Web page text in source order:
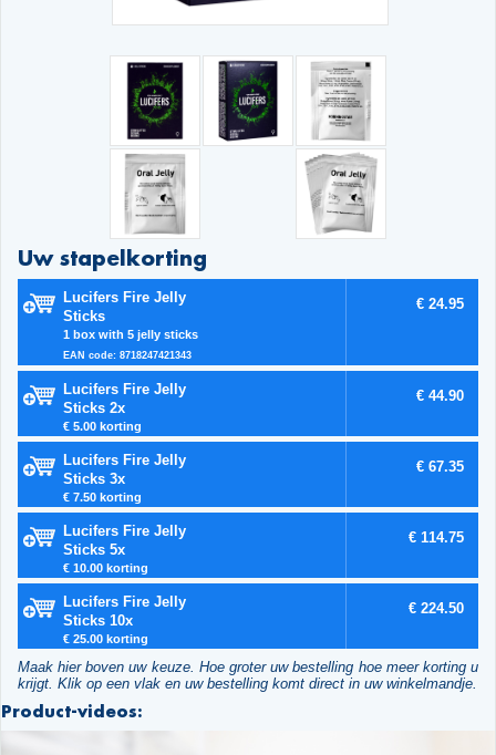
Uw stapelkorting
Lucifers Fire Jelly
Sticks
1 box with 5 jelly sticks
EAN code: 8718247421343
€ 24.95
Lucifers Fire Jelly
Sticks 2x
€ 5.00 korting
€ 44.90
Lucifers Fire Jelly
Sticks 3x
€ 7.50 korting
€ 67.35
Lucifers Fire Jelly
Sticks 5x
€ 10.00 korting
€ 114.75
Lucifers Fire Jelly
Sticks 10x
€ 25.00 korting
€ 224.50
Maak hier boven uw keuze. Hoe groter uw bestelling hoe meer korting u
krijgt. Klik op een vlak en uw bestelling komt direct in uw winkelmandje.
Product-videos: